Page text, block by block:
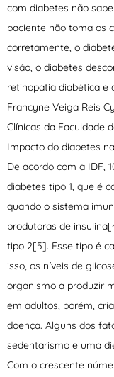
com diabetes não
paciente não toma os
corretamente, o
visão, o diabetes
retinopatia diabética e
Francyne Veiga Reis
Clínicas da Faculdade
Impacto do diabetes
De acordo com a IDF,
diabetes tipo 1, que é
quando o sistema
produtoras de
tipo 2[5]. Esse tipo é
isso, os níveis de
organismo a produzir
em adultos, porém,
doença. Alguns dos
sedentarismo e uma
Com o crescente